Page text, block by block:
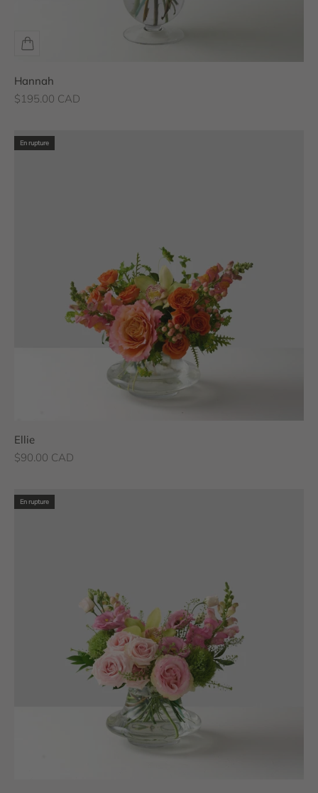
Hannah
Prix de vente
$195.00 CAD
En rupture
Ellie
Prix de vente
$90.00 CAD
En rupture